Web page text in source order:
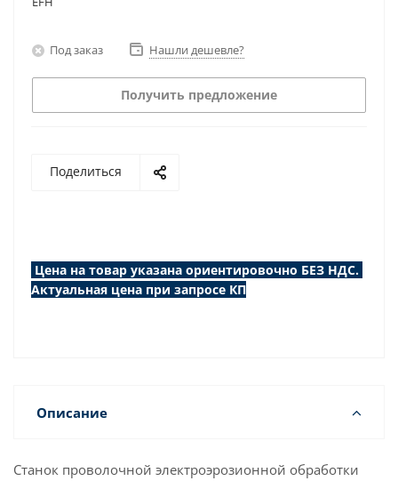
Под заказ Нашли дешевле?
Получить предложение
Поделиться
Цена на товар указана ориентировочно БЕЗ НДС.
Актуальная цена при запросе КП
Описание
Станок проволочной электроэрозионной обработки